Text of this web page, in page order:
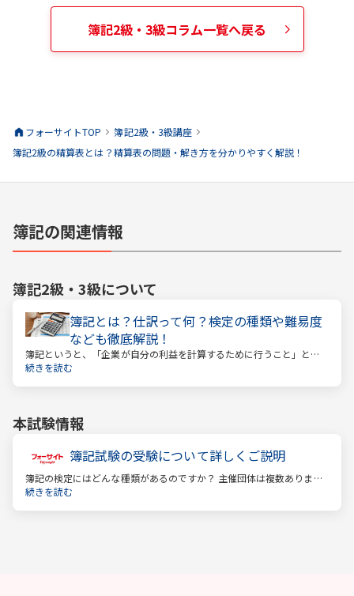
簿記2級・3級コラム一覧へ戻る
フォーサイトTOP 簿記2級・3級講座
簿記2級の精算表とは？精算表の問題・解き方を分かりやすく解説！
簿記の関連情報
簿記2級・3級について
簿記とは？仕訳って何？検定の種類や難易度
なども徹底解説！
簿記というと、「企業が自分の利益を計算するために行うこと」とい
うイメージがあるかもしれません。しかし、それはほんの一側面に過
続きを読む
本試験情報
簿記試験の受験について詳しくご説明
簿記の検定にはどんな種類があるのですか？ 主催団体は複数ありま
す。 もっとも評価の高い「日商検定」をお薦めします。
続きを読む